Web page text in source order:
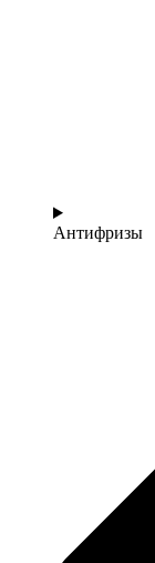
Антифризы